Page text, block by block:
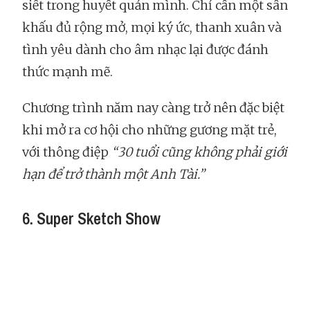
siết trong huyết quản mình. Chỉ cần một sân
khấu đủ rộng mở, mọi ký ức, thanh xuân và
tình yêu dành cho âm nhạc lại được đánh
thức mạnh mẽ.
Chương trình năm nay càng trở nên đặc biệt
khi mở ra cơ hội cho những gương mặt trẻ,
với thông điệp “30 tuổi cũng không phải giới
hạn để trở thành một Anh Tài.”
6. Super Sketch Show